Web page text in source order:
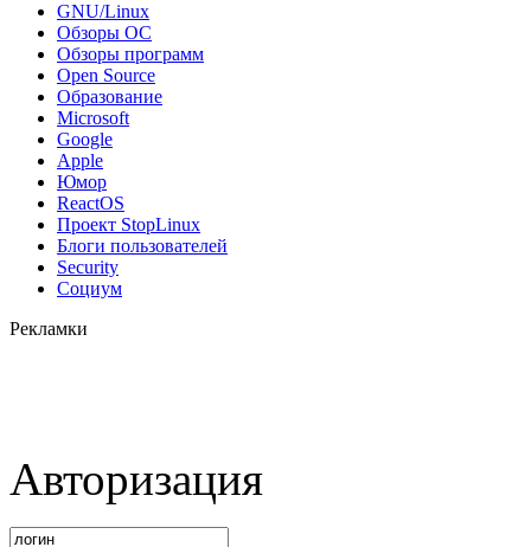
GNU/Linux
Обзоры ОС
Обзоры программ
Open Source
Образование
Microsoft
Google
Apple
Юмор
ReactOS
Проект StopLinux
Блоги пользователей
Security
Социум
Рекламки
Авторизация